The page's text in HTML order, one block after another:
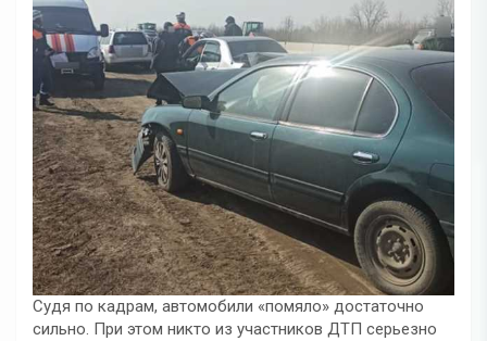
Судя по кадрам, автомобили «помяло» достаточно
сильно. При этом никто из участников ДТП серьезно